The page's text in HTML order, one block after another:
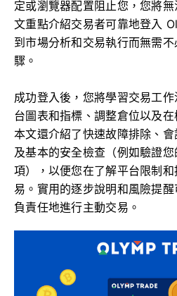
定或瀏覽器配置阻止您，您將
文重點介紹交易者可靠地登入
到市場分析和交易執行而無需
驟。
成功登入後，您將學習交易工
台圖表和指標、調整倉位以及
本文還介紹了快速故障排除、
及基本的安全檢查（例如驗證
項），以便您在了解平台限制
易。實用的逐步說明和風險提
負責任地進行主動交易。